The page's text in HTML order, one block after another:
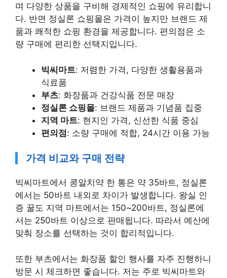
며 다양한 상품을 구비해 경제적인 쇼핑에 유리합니
다. 반면 정실론 쇼핑몰은 가격이 높지만 브랜드 제
품과 쾌적한 쇼핑 환경을 제공합니다. 편의점은 소
량 구매에 편리한 선택지입니다.
빅씨마트: 저렴한 가격, 다양한 생활용품과
식료품
부츠: 화장품과 건강식품 전문 매장
정실론 쇼핑몰: 브랜드 제품과 기념품 집중
지역 마트: 현지인 가격, 신선한 식품 중심
편의점: 소량 구매에 적합, 24시간 이용 가능
가격 비교와 구매 전략
빅씨마트에서 콩알치약 한 통은 약 35바트, 정실론
에서는 50바트 내외로 차이가 발생합니다. 왕실 인
증 꿀도 지역 마트에서는 150~200바트, 정실론에
서는 250바트 이상으로 판매됩니다. 따라서 예산에
맞춰 장소를 선택하는 것이 합리적입니다.
또한 부츠에서는 화장품 할인 행사를 자주 진행하니
방문 시 체크하면 좋습니다. 저는 주로 빅씨마트와